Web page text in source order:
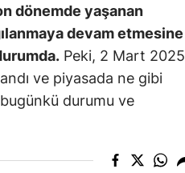
dönemde yaşanan
devam etmesine
Peki, 2 Mart 2025
ve piyasada ne gibi
durumu ve